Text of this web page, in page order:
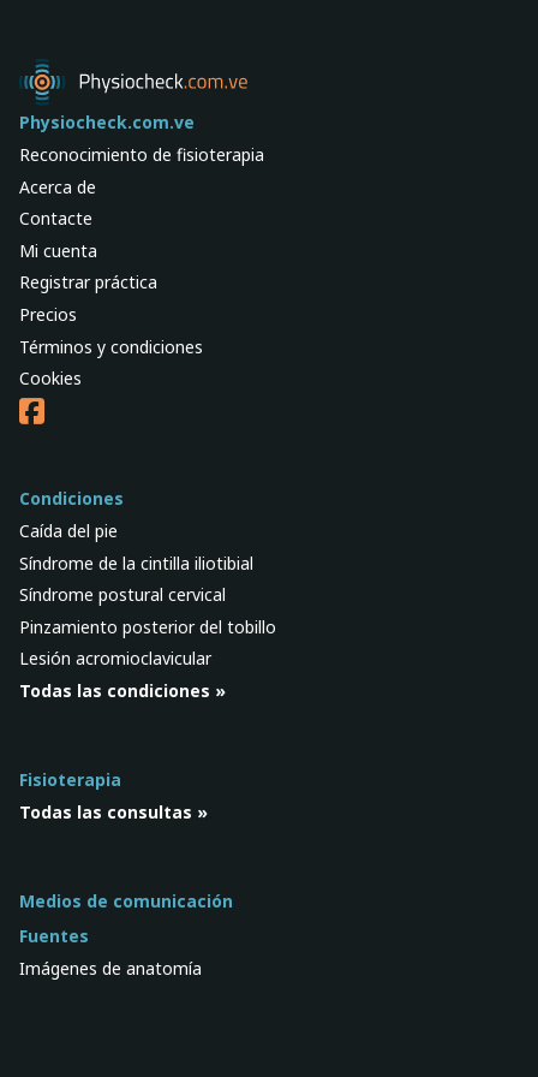
Physiocheck.com.ve
Reconocimiento de fisioterapia
Acerca de
Contacte
Mi cuenta
Registrar práctica
Precios
Términos y condiciones
Cookies
Condiciones
Caída del pie
Síndrome de la cintilla iliotibial
Síndrome postural cervical
Pinzamiento posterior del tobillo
Lesión acromioclavicular
Todas las condiciones »
Fisioterapia
Todas las consultas »
Medios de comunicación
Fuentes
Imágenes de anatomía